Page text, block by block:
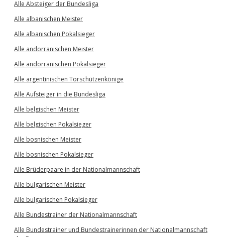
Alle Absteiger der Bundesliga
Alle albanischen Meister
Alle albanischen Pokalsieger
Alle andorranischen Meister
Alle andorranischen Pokalsieger
Alle argentinischen Torschützenkönige
Alle Aufsteiger in die Bundesliga
Alle belgischen Meister
Alle belgischen Pokalsieger
Alle bosnischen Meister
Alle bosnischen Pokalsieger
Alle Brüderpaare in der Nationalmannschaft
Alle bulgarischen Meister
Alle bulgarischen Pokalsieger
Alle Bundestrainer der Nationalmannschaft
Alle Bundestrainer und Bundestrainerinnen der Nationalmannschaft